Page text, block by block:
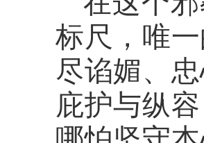
标尺，唯
尽谄媚、
庇护与纵